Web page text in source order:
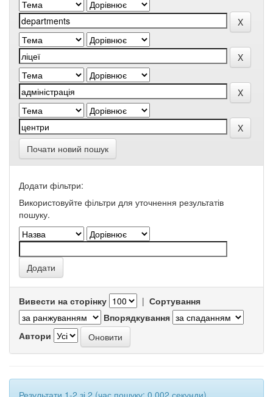
Почати новий пошук
Додати фільтри:
Використовуйте фільтри для уточнення результатів
пошуку.
Вивести на сторінку | Сортування
Впорядкування
Автори
Результати 1-2 зі 2 (час пошуку: 0.002 секунди).